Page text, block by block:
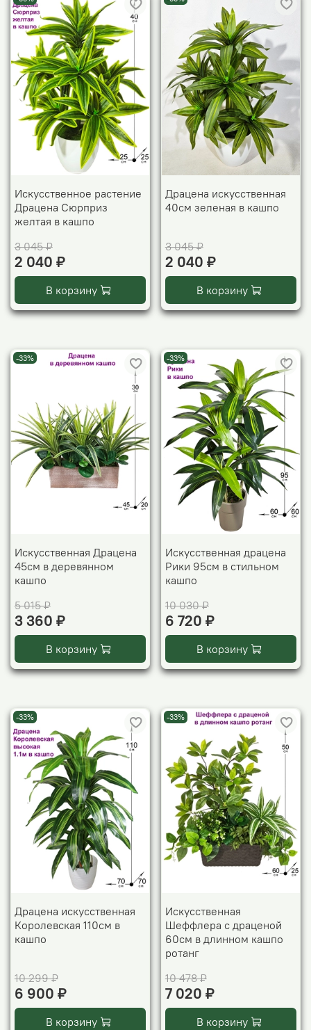
Искусственное растение
Драцена Сюрприз
желтая в кашпо
3 045 ₽
2 040 ₽
В корзину
Драцена искусственная
40см зеленая в кашпо
3 045 ₽
2 040 ₽
В корзину
-33%
Искусственная Драцена
45см в деревянном
кашпо
5 015 ₽
3 360 ₽
В корзину
-33%
Искусственная драцена
Рики 95см в стильном
кашпо
10 030 ₽
6 720 ₽
В корзину
-33%
Драцена искусственная
Королевская 110см в
кашпо
10 299 ₽
6 900 ₽
В корзину
-33%
Искусственная
Шеффлера с драценой
60см в длинном кашпо
ротанг
10 478 ₽
7 020 ₽
В корзину